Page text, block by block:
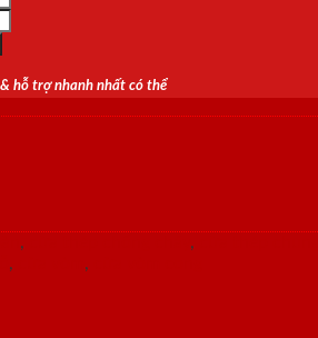
hỗ trợ nhanh nhất có thể
, ,
, ,